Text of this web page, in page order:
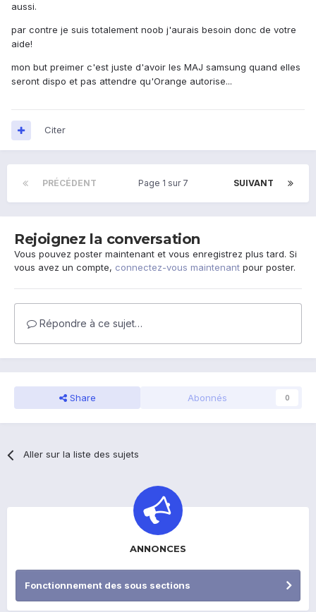
aussi.
par contre je suis totalement noob j'aurais besoin donc de votre
aide!
mon but preimer c'est juste d'avoir les MAJ samsung quand elles
seront dispo et pas attendre qu'Orange autorise...
Citer
PRÉCÉDENT SUIVANT
Page 1 sur 7
Rejoignez la conversation
Vous pouvez poster maintenant et vous enregistrez plus tard. Si
vous avez un compte, connectez-vous maintenant pour poster.
Répondre à ce sujet…
Share Abonnés 0
Aller sur la liste des sujets
ANNONCES
Fonctionnement des sous sections